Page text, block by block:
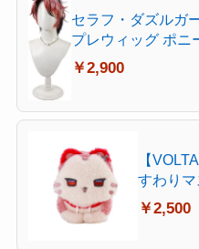
セラフ・ダズルガ
プレウィッグ ポニ
ケ Cosplay かつら
文化祭 お祭り
￥2,900
【
すわりマ
ーデン)
￥2,500